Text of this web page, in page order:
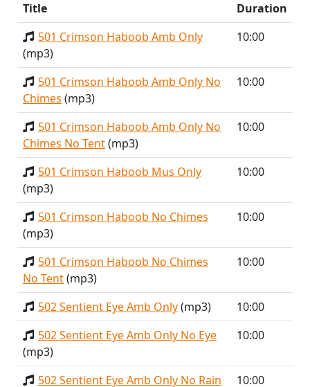
Title
Duration
501 Crimson Haboob Amb Only
(mp3)
10:00
501 Crimson Haboob Amb Only No
Chimes (mp3)
10:00
501 Crimson Haboob Amb Only No
Chimes No Tent(mp3)
10:00
501 Crimson Haboob Mus Only
(mp3)
10:00
501 Crimson Haboob No Chimes
(mp3)
10:00
501 Crimson Haboob No Chimes
No Tent(mp3)
10:00
502 Sentient Eye Amb Only(mp3)
10:00
502 Sentient Eye Amb Only No Eye
(mp3)
10:00
502 Sentient Eye Amb Only No Rain 10:00